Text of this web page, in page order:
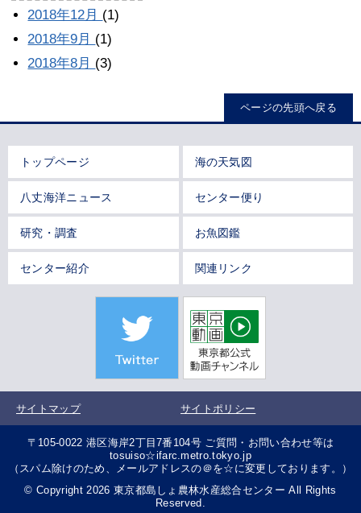
2018年12月 (1)
2018年9月 (1)
2018年8月 (3)
ページの先頭へ戻る
トップページ 海の天気図
八丈海洋ニュース センター便り
研究・調査 お魚図鑑
センター紹介 関連リンク
サイトマップ サイトポリシー
〒105-0022 港区海岸2丁目7番104号 ご質問・お問い合わせ等は
tosuiso☆ifarc.metro.tokyo.jp
（スパム除けのため、メールアドレスの＠を☆に変更しております。）
© Copyright 2026 東京都島しょ農林水産総合センター All Rights
Reserved.